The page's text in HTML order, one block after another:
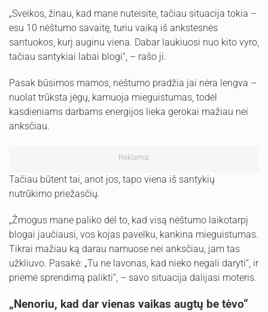
„Sveikos, žinau, kad mane nuteisite, tačiau situacija tokia –
esu 10 nėštumo savaitę, turiu vaiką iš ankstesnės
santuokos, kurį auginu viena. Dabar laukiuosi nuo kito vyro,
tačiau santykiai labai blogi“, – rašo ji.
Pasak būsimos mamos, nėštumo pradžia jai nėra lengva –
nuolat trūksta jėgų, kamuoja mieguistumas, todėl
kasdieniams darbams energijos lieka gerokai mažiau nei
anksčiau.
Reklama:
Tačiau būtent tai, anot jos, tapo viena iš santykių
nutrūkimo priežasčių.
„Žmogus mane paliko dėl to, kad visą nėštumo laikotarpį
blogai jaučiausi, vos kojas pavelku, kankina mieguistumas.
Tikrai mažiau ką darau namuose nei anksčiau, jam tas
užkliuvo. Pasakė: „Tu ne lavonas, kad nieko negali daryti“, ir
priėmė sprendimą palikti“, – savo situacija dalijasi moteris.
„Nenoriu, kad dar vienas vaikas augtų be tėvo“